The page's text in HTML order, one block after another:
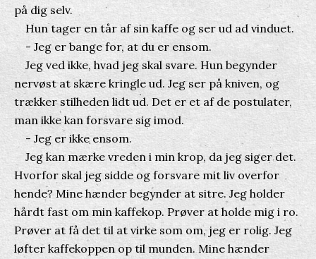
på dig selv.
Hun tager en tår af sin kaffe og ser ud ad vinduet.
- Jeg er bange for, at du er ensom.
Jeg ved ikke, hvad jeg skal svare. Hun begynder
nervøst at skære kringle ud. Jeg ser på kniven, og
trækker stilheden lidt ud. Det er et af de postulater,
man ikke kan forsvare sig imod.
- Jeg er ikke ensom.
Jeg kan mærke vreden i min krop, da jeg siger det.
Hvorfor skal jeg sidde og forsvare mit liv overfor
hende? Mine hænder begynder at sitre. Jeg holder
hårdt fast om min kaffekop. Prøver at holde mig i ro.
Prøver at få det til at virke som om, jeg er rolig. Jeg
løfter kaffekoppen op til munden. Mine hænder